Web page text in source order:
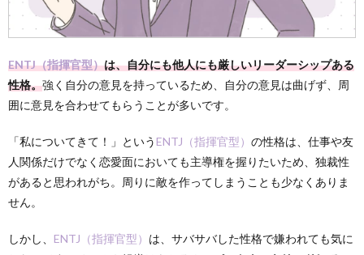
ENTJ（指揮官型）は、自分にも他人にも厳しいリーダーシップある
性格。強く自分の意見を持っているため、自分の意見は曲げず、周
囲に意見を合わせてもらうことが多いです。
「私についてきて！」という ENTJ（指揮官型） の性格は、仕事や友
人関係だけでなく恋愛面においても主導権を握りたいため、独裁性
があると思われがち。周りに敵を作ってしまうことも少なくありま
せん。
しかし、 ENTJ（指揮官型） は、サバサバした性格で嫌われても気に